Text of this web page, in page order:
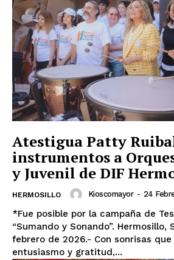
Atestigua Patty
instrumentos a
y Juvenil de DIF
HERMOSILLO Kioscomayor - 24
*Fue posible por la campaña de
“Sumando y Sonando”. Hermosillo, Sonora, 24 de
febrero de 2026.- Con sonrisas
entusiasmo y gratitud,...